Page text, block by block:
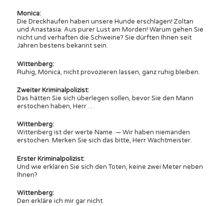
Monica:
Die Dreckhaufen haben unsere Hunde erschlagen! Zoltan
und Anastasia. Aus purer Lust am Morden! Warum gehen Sie
nicht und verhaften die Schweine? Sie dürften Ihnen seit
Jahren bestens bekannt sein.
Wittenberg:
Ruhig, Monica, nicht provozieren lassen, ganz ruhig bleiben.
Zweiter Kriminalpolizist:
Das hätten Sie sich überlegen sollen, bevor Sie den Mann
erstochen haben, Herr …
Wittenberg:
Wittenberg ist der werte Name. — Wir haben niemanden
erstochen. Merken Sie sich das bitte, Herr Wachtmeister.
Erster Kriminalpolizist:
Und wie erklären Sie sich den Toten, keine zwei Meter neben
Ihnen?
Wittenberg:
Den erkläre ich mir gar nicht.